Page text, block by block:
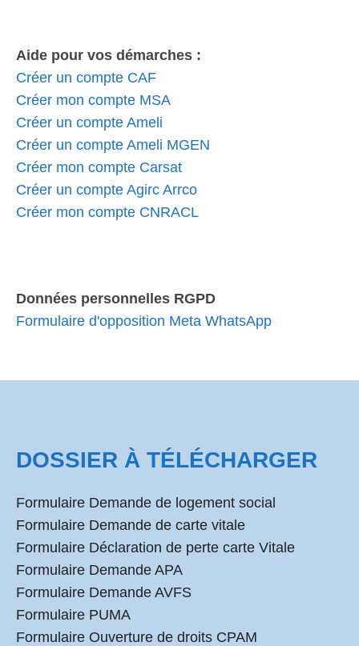
Aide pour vos démarches :
Créer un compte CAF
Créer mon compte MSA
Créer un compte Ameli
Créer un compte Ameli MGEN
Créer mon compte Carsat
Créer un compte Agirc Arrco
Créer mon compte CNRACL
Données personnelles RGPD
Formulaire d'opposition Meta WhatsApp
DOSSIER À TÉLÉCHARGER
Formulaire Demande de logement social
Formulaire Demande de carte vitale
Formulaire Déclaration de perte carte Vitale
Formulaire Demande APA
Formulaire Demande AVFS
Formulaire PUMA
Formulaire Ouverture de droits CPAM